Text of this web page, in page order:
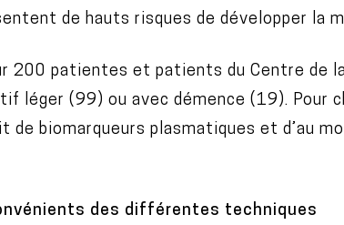
de hauts risques de développer la
200 patientes et patients du Centre de
léger (99) ou avec démence (19). Pour
de biomarqueurs plasmatiques et d’au
des différentes techniques